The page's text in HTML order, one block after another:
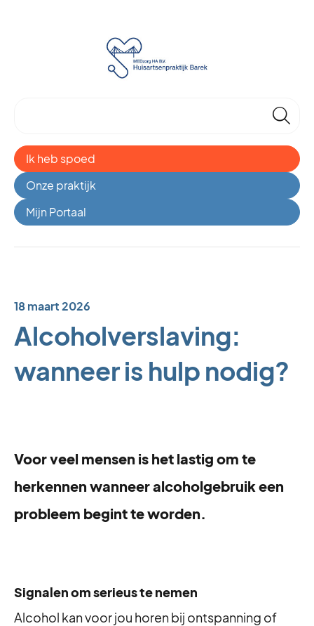
🔎
Onze praktijk
Mijn Portaal
Ik heb spoed
18 maart 2026
Alcoholverslaving:
wanneer is hulp nodig?
Voor veel mensen is het lastig om te
herkennen wanneer alcoholgebruik een
probleem begint te worden.
Signalen om serieus te nemen
Alcohol kan voor jou horen bij ontspanning of